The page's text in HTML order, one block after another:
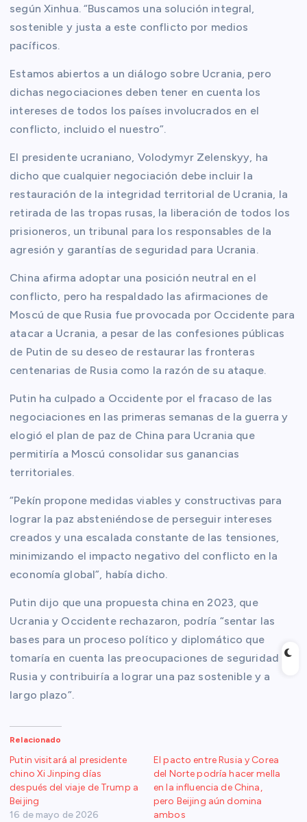
según Xinhua. “Buscamos una solución integral,
sostenible y justa a este conflicto por medios
pacíficos.
Estamos abiertos a un diálogo sobre Ucrania, pero
dichas negociaciones deben tener en cuenta los
intereses de todos los países involucrados en el
conflicto, incluido el nuestro”.
El presidente ucraniano, Volodymyr Zelenskyy, ha
dicho que cualquier negociación debe incluir la
restauración de la integridad territorial de Ucrania, la
retirada de las tropas rusas, la liberación de todos los
prisioneros, un tribunal para los responsables de la
agresión y garantías de seguridad para Ucrania.
China afirma adoptar una posición neutral en el
conflicto, pero ha respaldado las afirmaciones de
Moscú de que Rusia fue provocada por Occidente para
atacar a Ucrania, a pesar de las confesiones públicas
de Putin de su deseo de restaurar las fronteras
centenarias de Rusia como la razón de su ataque.
Putin ha culpado a Occidente por el fracaso de las
negociaciones en las primeras semanas de la guerra y
elogió el plan de paz de China para Ucrania que
permitiría a Moscú consolidar sus ganancias
territoriales.
“Pekín propone medidas viables y constructivas para
lograr la paz absteniéndose de perseguir intereses
creados y una escalada constante de las tensiones,
minimizando el impacto negativo del conflicto en la
economía global”, había dicho.
Putin dijo que una propuesta china en 2023, que
Ucrania y Occidente rechazaron, podría “sentar las
bases para un proceso político y diplomático que
tomaría en cuenta las preocupaciones de seguridad de
Rusia y contribuiría a lograr una paz sostenible y a
largo plazo”.
Relacionado
Putin visitará al presidente
chino Xi Jinping días
después del viaje de Trump a
Beijing
16 de mayo de 2026
El pacto entre Rusia y Corea
del Norte podría hacer mella
en la influencia de China,
pero Beijing aún domina
ambos